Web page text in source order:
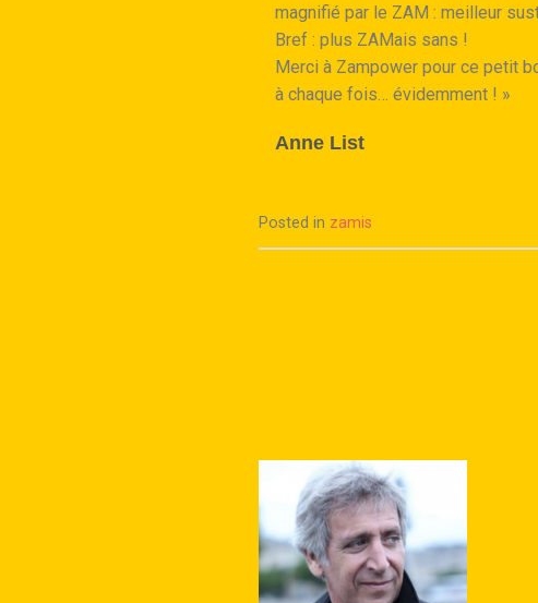
magnifié par le ZAM : meilleur
Bref : plus ZAMais sans !
Merci à Zampower pour ce petit
à chaque fois… évidemment ! »
Anne List
Posted in zamis